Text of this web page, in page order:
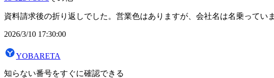
資料請求後の折り返しでした。営業色はありますが、会社名は名乗っていま
2026/3/10 17:30:00
YOBARETA
知らない番号をすぐに確認できる